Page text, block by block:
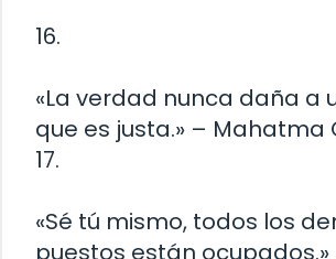
16.
«La verdad nunca daña a
que es justa.» – Mahatma
17.
«Sé tú mismo, todos los
puestos están